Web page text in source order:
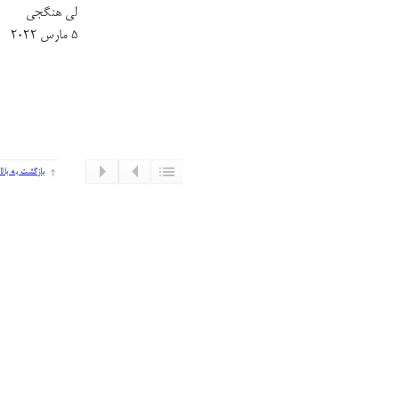
لی هنگجی
۵ مارس ۲۰۲۲
بازگشت به بالا